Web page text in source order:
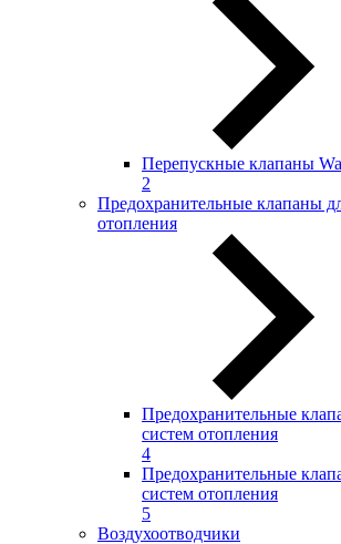
Перепускные клапаны
2
Предохранительные клапаны
отопления
Предохранительные
систем отопления
4
Предохранительные
систем отопления
5
Воздухоотводчики